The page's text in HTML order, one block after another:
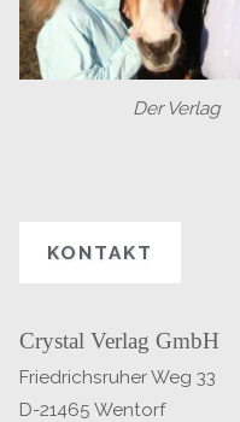
Der Verlag
KONTAKT
Crystal Verlag GmbH
Friedrichsruher Weg 33
D-21465 Wentorf